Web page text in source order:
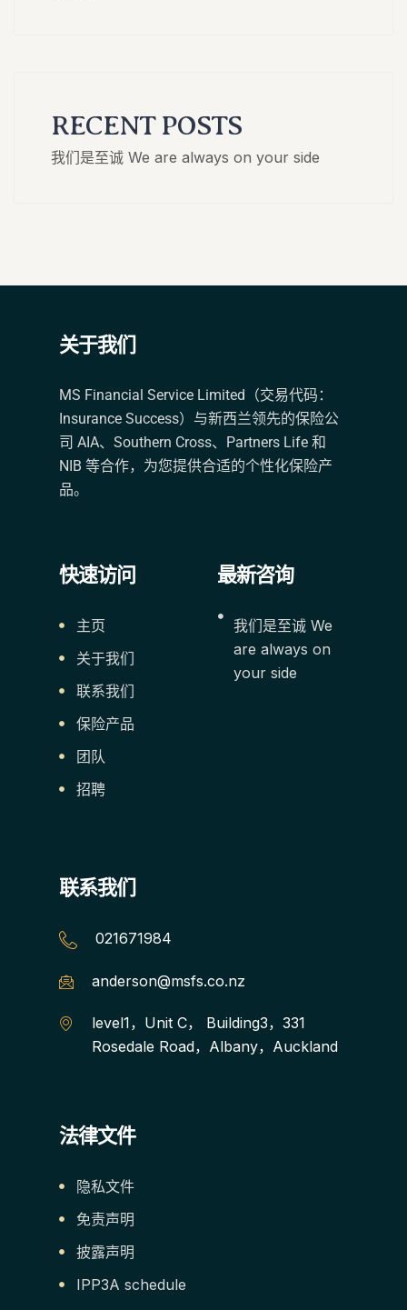
RECENT POSTS
我们是至诚 We are always on your side
关于我们
MS Financial Service Limited（交易代码：
Insurance Success）与新西兰领先的保险公
司 AIA、Southern Cross、Partners Life 和
NIB 等合作，为您提供合适的个性化保险产
品。
快速访问
主页
关于我们
联系我们
保险产品
团队
招聘
最新咨询
我们是至诚 We
are always on
your side
联系我们
021671984
anderson@msfs.co.nz
level1，Unit C， Building3，331
Rosedale Road，Albany，Auckland
法律文件
隐私文件
免责声明
披露声明
IPP3A schedule